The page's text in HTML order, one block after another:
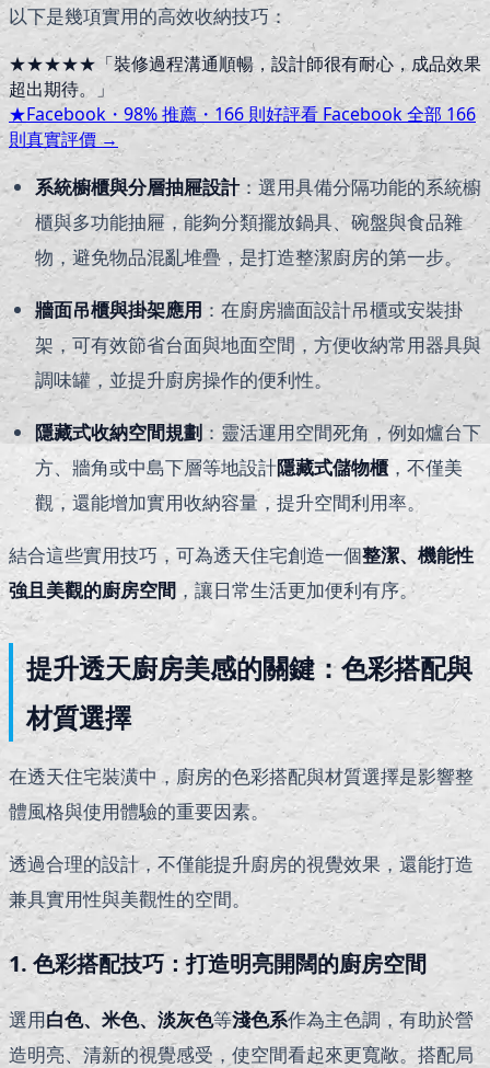
以下是幾項實用的高效收納技巧：
★★★★★ 「裝修過程溝通順暢，設計師很有耐心，成品效果
超出期待。
」
★Facebook・ 98% 推薦・ 166 則好評看 Facebook 全部 166
則真實評價 →
系統櫥櫃與分層抽屜設計：選用具備分隔功能的系統櫥
櫃與多功能抽屜，能夠分類擺放鍋具、碗盤與食品雜
物，避免物品混亂堆疊，是打造整潔廚房的第一步。
牆面吊櫃與掛架應用 ：在廚房牆面設計吊櫃或安裝掛
架，可有效節省台面與地面空間，方便收納常用器具與
調味罐，並提升廚房操作的便利性。
隱藏式收納空間規劃：靈活運用空間死角，例如爐台下
方、牆角或中島下層等地設計隱藏式儲物櫃，不僅美
觀，還能增加實用收納容量，提升空間利用率。
結合這些實用技巧，可為透天住宅創造一個整潔、機能性
強且美觀的廚房空間 ，讓日常生活更加便利有序。
提升透天廚房美感的關鍵：色彩搭配與
材質選擇
在透天住宅裝潢中，廚房的色彩搭配與材質選擇是影響整
體風格與使用體驗的重要因素。
透過合理的設計，不僅能提升廚房的視覺效果，還能打造
兼具實用性與美觀性的空間。
1. 色彩搭配技巧：打造明亮開闊的廚房空間
選用白色、米色、淡灰色等淺色系作為主色調，有助於營
造明亮、清新的視覺感受，使空間看起來更寬敞。搭配局